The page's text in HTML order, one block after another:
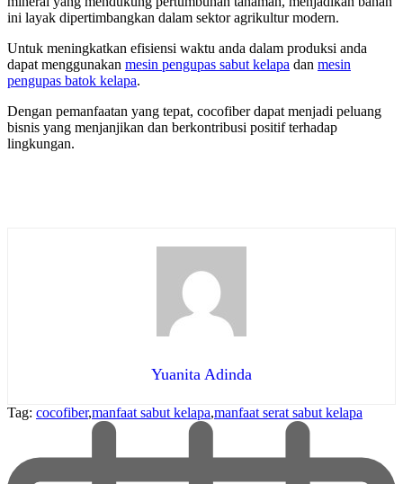
ini layak dipertimbangkan dalam sektor agrikultur modern.
Untuk meningkatkan efisiensi waktu anda dalam produksi anda
dapat menggunakan mesin pengupas sabut kelapa dan mesin
pengupas batok kelapa.
Dengan pemanfaatan yang tepat, cocofiber dapat menjadi peluang
bisnis yang menjanjikan dan berkontribusi positif terhadap
lingkungan.
Yuanita Adinda
Tag: cocofiber,manfaat sabut kelapa,manfaat serat sabut kelapa